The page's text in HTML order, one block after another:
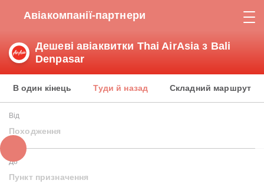
Авіакомпанії-партнери
Дешеві авіаквитки Thai AirAsia з Bali
Denpasar
В один кінець Туди й назад Складний маршрут
Від
Походження
До
Пункт призначення